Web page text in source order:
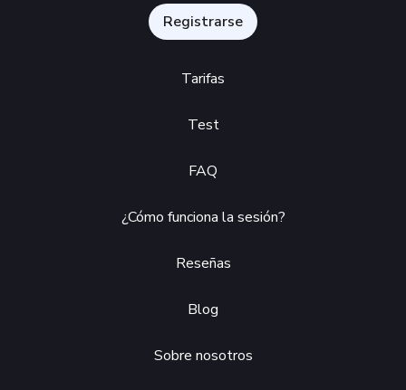
Registrarse
Tarifas
Test
FAQ
¿Cómo funciona la sesión?
Reseñas
Blog
Sobre nosotros